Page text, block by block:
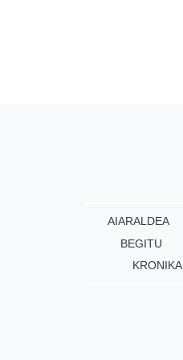
AIARALDEA
BEGITU
KRONIKA